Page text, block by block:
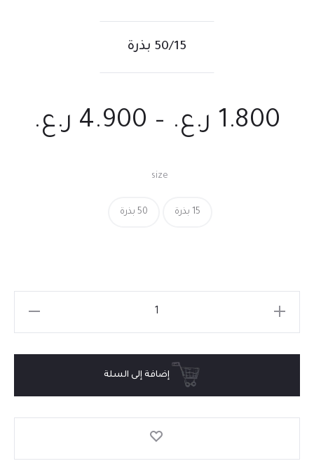
50/15 بذرة
1.800 ر.ع. –
4.900 ر.ع.
size
15 بذرة 50 بذرة